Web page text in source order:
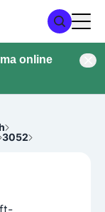
online
3052